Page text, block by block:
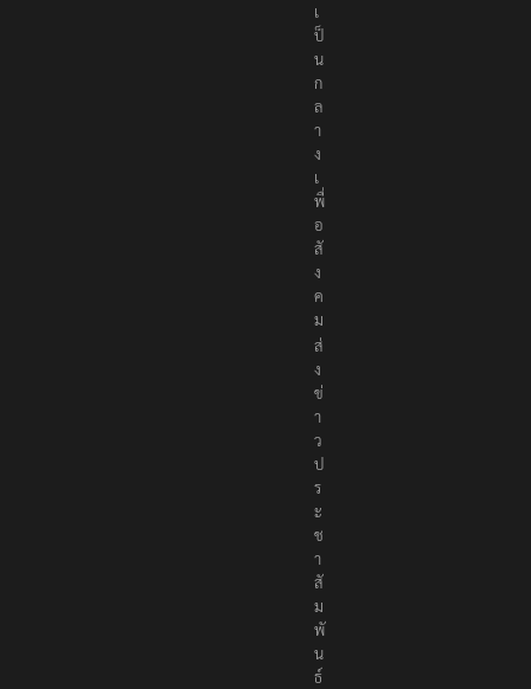
เ
ป็
น
ก
ล
า
ง
เ
พื่
อ
สั
ง
ค
ม
ส่
ง
ข่
า
ว
ป
ร
ะ
ช
า
สั
ม
พั
น
ธ์